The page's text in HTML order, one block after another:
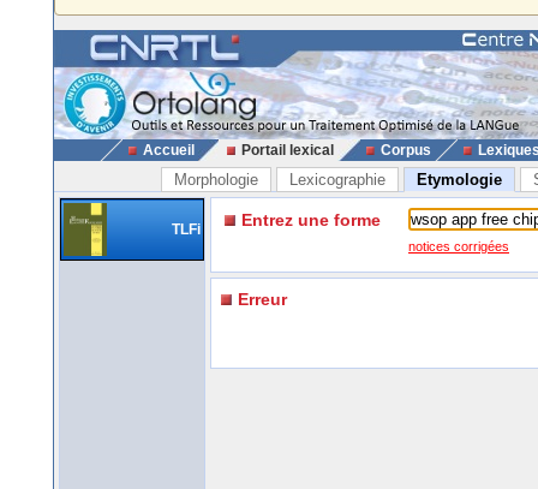
Accueil Portail lexical Corpus
Morphologie Lexicographie Etymologie
TLFi Entrez une forme
notices corrigées
Erreur